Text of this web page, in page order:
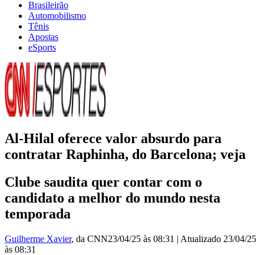
Brasileirão
Automobilismo
Tênis
Apostas
eSports
Al-Hilal oferece valor absurdo para
contratar Raphinha, do Barcelona; veja
Clube saudita quer contar com o
candidato a melhor do mundo nesta
temporada
Guilherme Xavier, da CNN23/04/25 às 08:31 | Atualizado 23/04/25
às 08:31